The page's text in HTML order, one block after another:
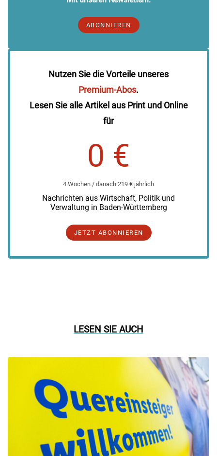
ABONNIEREN
Nutzen Sie die Vorteile unseres
Premium-Abos.
Lesen Sie alle Artikel aus Print und Online
für
0 €
4 Wochen / danach 219 € jährlich
Nachrichten aus Wirtschaft, Politik und
Verwaltung in Baden-Württemberg
JETZT ABONNIEREN
LESEN SIE AUCH